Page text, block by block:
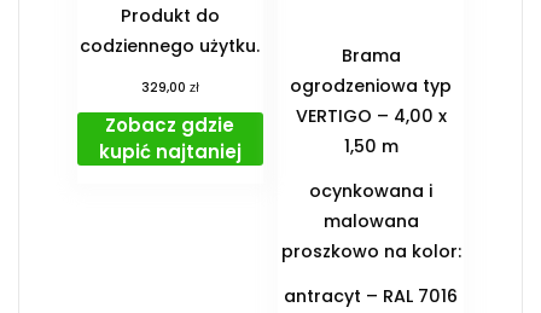
Produkt do
codziennego użytku.
329,00 zł
Zobacz gdzie
kupić najtaniej
Brama
ogrodzeniowa typ
VERTIGO – 4,00 x
1,50 m
ocynkowana i
malowana
proszkowo na kolor:
antracyt – RAL 7016